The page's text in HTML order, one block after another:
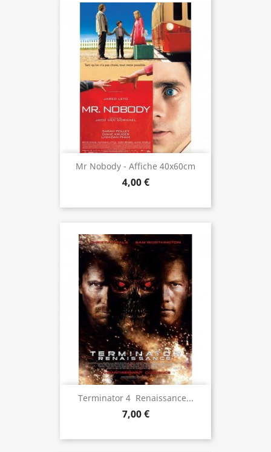
Mr Nobody - Affiche 40x60cm
4,00 €
Terminator 4  Renaissance...
7,00 €